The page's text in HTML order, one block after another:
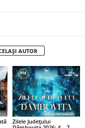
AUTOR
Zilele Județului